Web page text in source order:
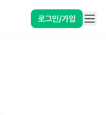
로그인/가입